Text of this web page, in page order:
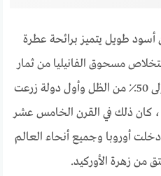
أسود طويل يتميز برائحة عطرة
مسحوق الفانيليا من ثمار
هذا النبات ، نحتاج إلى 50٪ من الظل وأول دولة زرعت
، كان ذلك في القرن الخامس عشر
أوروبا وجميع أنحاء العالم
من زهرة الأوركيد.